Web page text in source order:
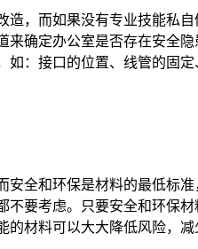
而如果没有专业技能私自
确定办公室是否存在安全
：接口的位置、线管的固
全和环保是材料的最低标准
要考虑。只要安全和环保
材料可以大大降低风险，